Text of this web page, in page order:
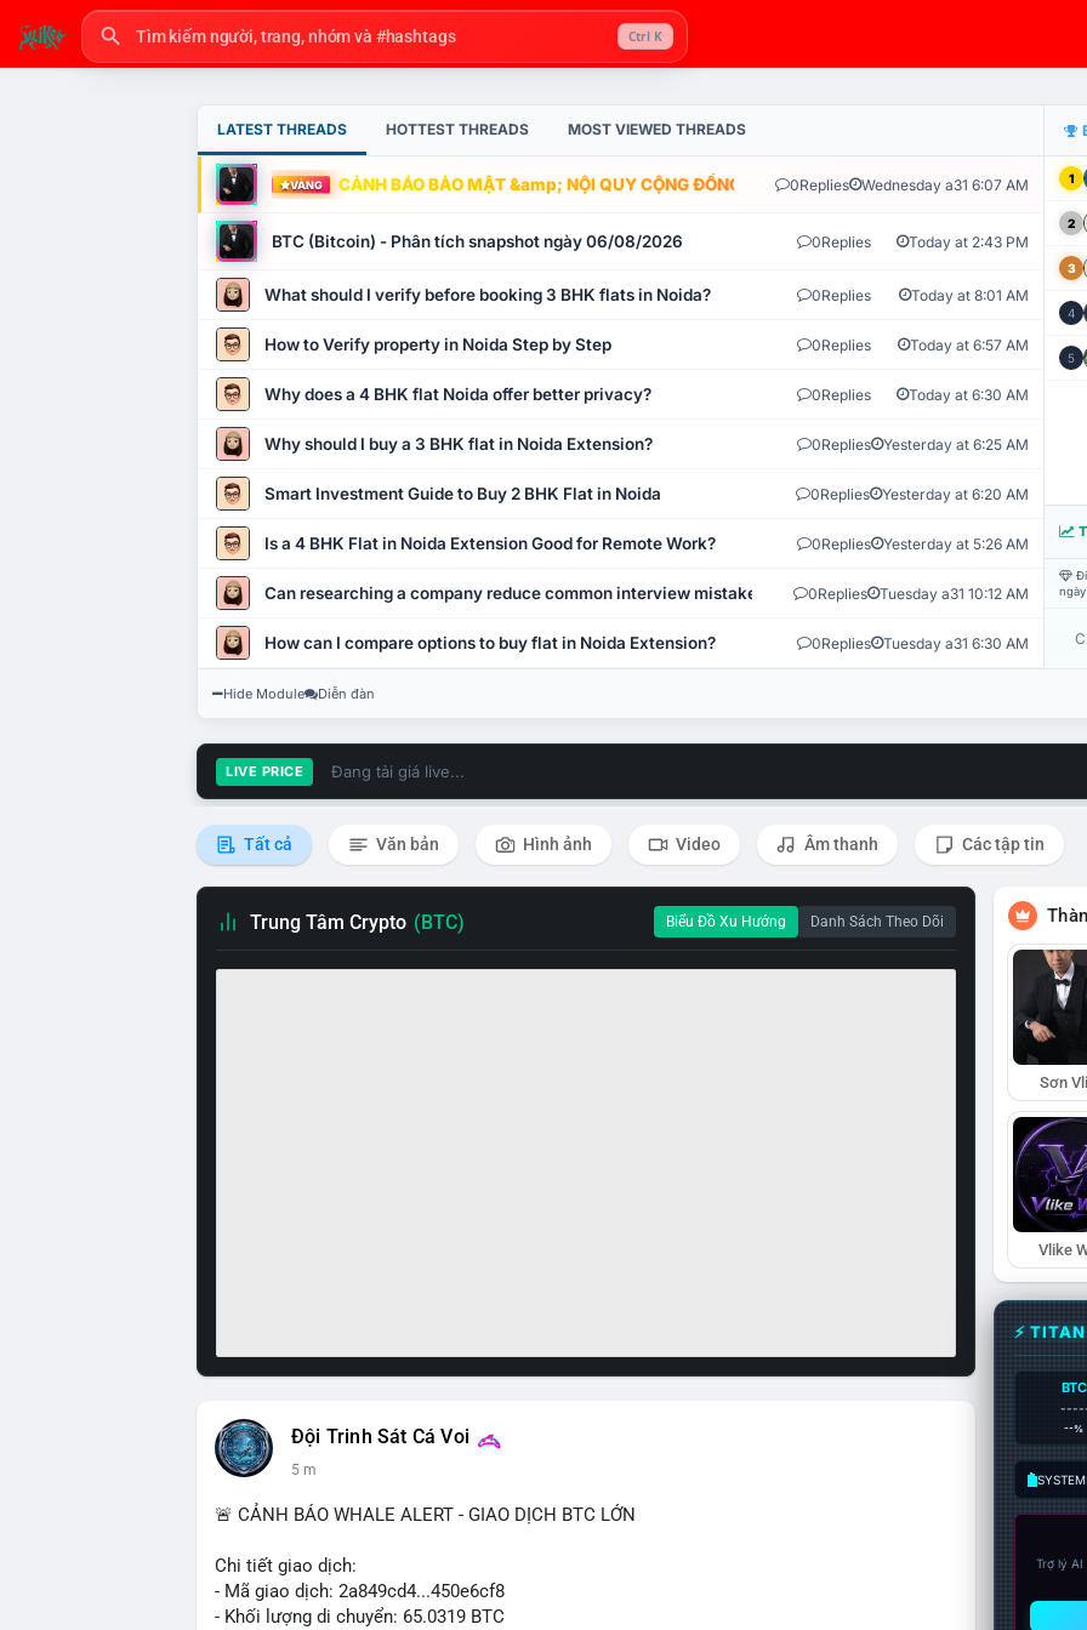
Ctrl K
LATEST THREADS HOTTEST THREADS MOST VIEWED THREADS
VÀNG CẢNH BÁO BẢO MẬT &amp; NỘI QUY CỘNG ĐỒNG VLIKE.VN: HỆ THỐNG GIÁM SÁT TỰ
0Replies Wednesday a31 6:07 AM
BTC (Bitcoin) - Phân tích snapshot ngày 06/08/2026 0Replies Today at 2:43 PM
What should I verify before booking 3 BHK flats in Noida? 0Replies Today at 8:01 AM
How to Verify property in Noida Step by Step 0Replies Today at 6:57 AM
Why does a 4 BHK flat Noida offer better privacy? 0Replies Today at 6:30 AM
Why should I buy a 3 BHK flat in Noida Extension? 0Replies Yesterday at 6:25 AM
Smart Investment Guide to Buy 2 BHK Flat in Noida 0Replies Yesterday at 6:20 AM
Is a 4 BHK Flat in Noida Extension Good for Remote Work? 0Replies Yesterday at 5:26 AM
Can researching a company reduce common interview mistakes? 0Replies Tuesday a31 10:12 AM
How can I compare options to buy flat in Noida Extension? 0Replies Tuesday a31 6:30 AM
1
2
3
4
5
Hide Module Diễn đàn
LIVE PRICE Đang tải giá live...
Tất cả Văn bản Hình ảnh Video Âm thanh Các tập tin
Trung Tâm Crypto (BTC) Biểu Đồ Xu Hướng Danh Sách Theo Dõi
Đội Trinh Sát Cá Voi
5 m
🚨 CẢNH BÁO WHALE ALERT - GIAO DỊCH BTC LỚN
Chi tiết giao dịch:
- Mã giao dịch: 2a849cd4...450e6cf8
- Khối lượng di chuyển: 65.0319 BTC
Sơn
Vlike
⚡
BTC
--%
Trợ lý